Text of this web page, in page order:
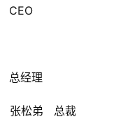
CEO
总经理
张松弟 总裁